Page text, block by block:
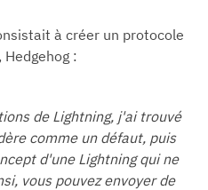
à créer un protocole
Hedgehog :
de Lightning, j'ai trouvé
comme un défaut, puis
d'une Lightning qui ne
vous pouvez envoyer de